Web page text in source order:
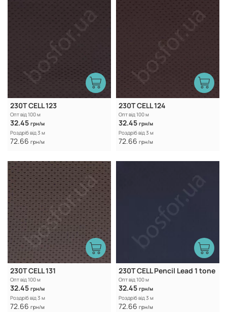
230T CELL 123
Опт від 100 м
32.45 грн/м
Роздріб від 3 м
72.66 грн/м
230T CELL 124
Опт від 100 м
32.45 грн/м
Роздріб від 3 м
72.66 грн/м
230T CELL 131
Опт від 100 м
32.45 грн/м
Роздріб від 3 м
72.66 грн/м
230T CELL Pencil Lead 1 tone
Опт від 100 м
32.45 грн/м
Роздріб від 3 м
72.66 грн/м